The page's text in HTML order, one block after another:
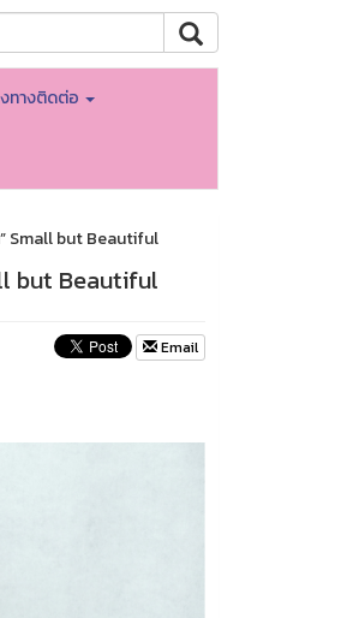
ทางติดต่อ
Small but Beautiful
but Beautiful
Email